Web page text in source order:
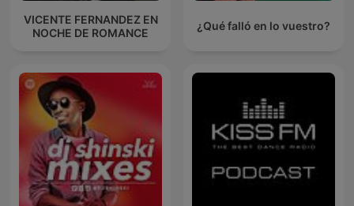
VICENTE FERNANDEZ EN
NOCHE DE ROMANCE
¿Qué falló en lo vuestro?